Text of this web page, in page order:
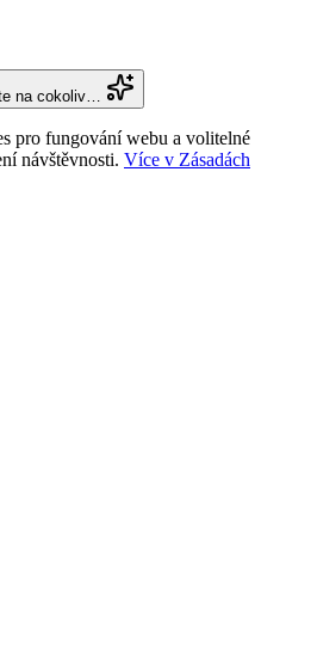
na cokoliv…
pro fungování webu a volitelné
návštěvnosti. Více v Zásadách